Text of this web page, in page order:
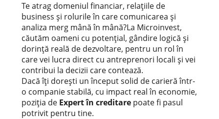
Te atrag domeniul financiar, relațiile de
business și rolurile în care comunicarea și
analiza merg mână în mână?La Microinvest,
căutăm oameni cu potențial, gândire logică și
dorință reală de dezvoltare, pentru un rol în
care vei lucra direct cu antreprenori locali și vei
contribui la decizii care contează.
Dacă îți dorești un început solid de carieră într-
o companie stabilă, cu impact real în economie,
poziția de Expert în creditare poate fi pasul
potrivit pentru tine.